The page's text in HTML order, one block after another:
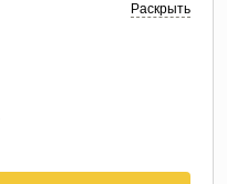
Раскрыть